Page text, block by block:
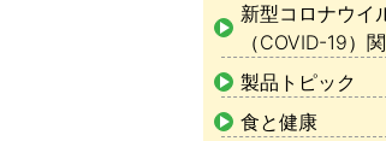
新型コロナウイ
（COVID-19）
製品トピック
食と健康